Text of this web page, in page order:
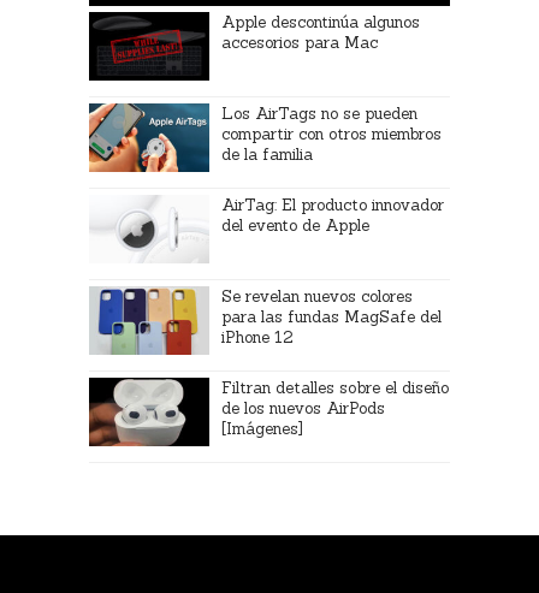
Apple descontinúa algunos
accesorios para Mac
Los AirTags no se pueden
compartir con otros miembros
de la familia
AirTag: El producto innovador
del evento de Apple
Se revelan nuevos colores
para las fundas MagSafe del
iPhone 12
Filtran detalles sobre el diseño
de los nuevos AirPods
[Imágenes]